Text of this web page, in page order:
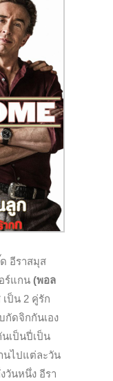
อีราสมุส
ร์แกน (พอล
ป็น 2 คู่รัก
กัดจิกกันเอง
เป็นปี่เป็น
นไปแต่ละวัน
วันหนึ่ง อีรา